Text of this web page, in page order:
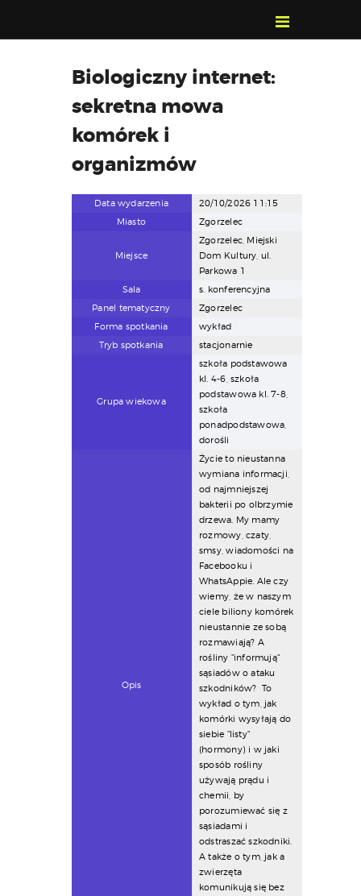
POZNAJ, POLUB,
PAMIĘTAJ!
O FESTIWALU
PROGRAM
KONTAKT
WYSZUKIWARKA
WYDARZEŃ
Biologiczny internet:
sekretna mowa
komórek i
organizmów
Data wydarzenia
20/10/2026 11:15
Miasto
Zgorzelec
Miejsce
Zgorzelec, Miejski
Dom Kultury, ul.
Parkowa 1
Sala
s. konferencyjna
Panel tematyczny
Zgorzelec
Forma spotkania
wykład
Tryb spotkania
stacjonarnie
Grupa wiekowa
szkoła podstawowa
kl. 4-6, szkoła
podstawowa kl. 7-8,
szkoła
ponadpodstawowa,
dorośli
Opis
Życie to nieustanna
wymiana informacji,
od najmniejszej
bakterii po olbrzymie
drzewa. My mamy
rozmowy, czaty,
smsy, wiadomości na
Facebooku i
WhatsAppie. Ale czy
wiemy, że w naszym
ciele biliony komórek
nieustannie ze sobą
rozmawiają? A
rośliny "informują"
sąsiadów o ataku
szkodników? To
wykład o tym, jak
komórki wysyłają do
siebie "listy"
(hormony) i w jaki
sposób rośliny
używają prądu i
chemii, by
porozumiewać się z
sąsiadami i
odstraszać szkodniki.
A także o tym, jak a
zwierzęta
komunikują się bez